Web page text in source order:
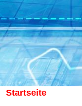
Startseite